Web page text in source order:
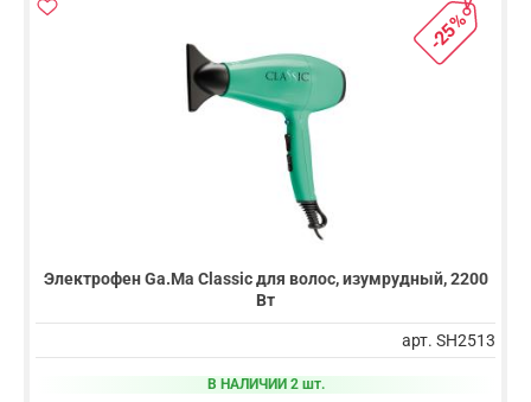
-25%
Электрофен Ga.Ma Classic для волос, изумрудный, 2200
Вт
арт. SH2513
В НАЛИЧИИ 2 шт.